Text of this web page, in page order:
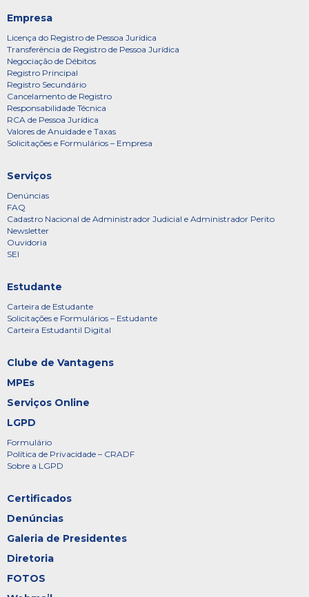
Empresa
Licença do Registro de Pessoa Jurídica
Transferência de Registro de Pessoa Jurídica
Negociação de Débitos
Registro Principal
Registro Secundário
Cancelamento de Registro
Responsabilidade Técnica
RCA de Pessoa Jurídica
Valores de Anuidade e Taxas
Solicitações e Formulários – Empresa
Serviços
Denúncias
FAQ
Cadastro Nacional de Administrador Judicial e Administrador Perito
Newsletter
Ouvidoria
SEI
Estudante
Carteira de Estudante
Solicitações e Formulários – Estudante
Carteira Estudantil Digital
Clube de Vantagens
MPEs
Serviços Online
LGPD
Formulário
Política de Privacidade – CRADF
Sobre a LGPD
Certificados
Denúncias
Galeria de Presidentes
Diretoria
FOTOS